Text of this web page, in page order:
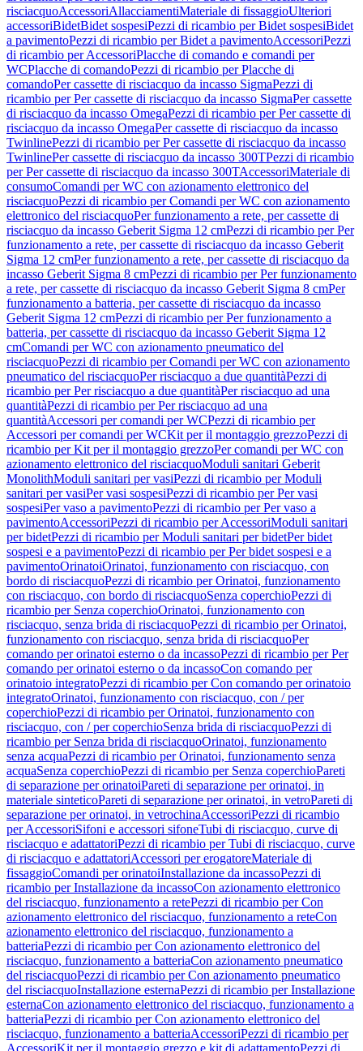
risciacquoAccessoriAllacciamentiMateriale di fissaggioUlteriori
accessoriBidetBidet sospesiPezzi di ricambio per Bidet sospesiBidet
a pavimentoPezzi di ricambio per Bidet a pavimentoAccessoriPezzi
di ricambio per AccessoriPlacche di comando e comandi per
WCPlacche di comandoPezzi di ricambio per Placche di
comandoPer cassette di risciacquo da incasso SigmaPezzi di
ricambio per Per cassette di risciacquo da incasso SigmaPer cassette
di risciacquo da incasso OmegaPezzi di ricambio per Per cassette di
risciacquo da incasso OmegaPer cassette di risciacquo da incasso
TwinlinePezzi di ricambio per Per cassette di risciacquo da incasso
TwinlinePer cassette di risciacquo da incasso 300TPezzi di ricambio
per Per cassette di risciacquo da incasso 300TAccessoriMateriale di
consumoComandi per WC con azionamento elettronico del
risciacquoPezzi di ricambio per Comandi per WC con azionamento
elettronico del risciacquoPer funzionamento a rete, per cassette di
risciacquo da incasso Geberit Sigma 12 cmPezzi di ricambio per Per
funzionamento a rete, per cassette di risciacquo da incasso Geberit
Sigma 12 cmPer funzionamento a rete, per cassette di risciacquo da
incasso Geberit Sigma 8 cmPezzi di ricambio per Per funzionamento
a rete, per cassette di risciacquo da incasso Geberit Sigma 8 cmPer
funzionamento a batteria, per cassette di risciacquo da incasso
Geberit Sigma 12 cmPezzi di ricambio per Per funzionamento a
batteria, per cassette di risciacquo da incasso Geberit Sigma 12
cmComandi per WC con azionamento pneumatico del
risciacquoPezzi di ricambio per Comandi per WC con azionamento
pneumatico del risciacquoPer risciacquo a due quantitàPezzi di
ricambio per Per risciacquo a due quantitàPer risciacquo ad una
quantitàPezzi di ricambio per Per risciacquo ad una
quantitàAccessori per comandi per WCPezzi di ricambio per
Accessori per comandi per WCKit per il montaggio grezzoPezzi di
ricambio per Kit per il montaggio grezzoPer comandi per WC con
azionamento elettronico del risciacquoModuli sanitari Geberit
MonolithModuli sanitari per vasiPezzi di ricambio per Moduli
sanitari per vasiPer vasi sospesiPezzi di ricambio per Per vasi
sospesiPer vaso a pavimentoPezzi di ricambio per Per vaso a
pavimentoAccessoriPezzi di ricambio per AccessoriModuli sanitari
per bidetPezzi di ricambio per Moduli sanitari per bidetPer bidet
sospesi e a pavimentoPezzi di ricambio per Per bidet sospesi e a
pavimentoOrinatoiOrinatoi, funzionamento con risciacquo, con
bordo di risciacquoPezzi di ricambio per Orinatoi, funzionamento
con risciacquo, con bordo di risciacquoSenza coperchioPezzi di
ricambio per Senza coperchioOrinatoi, funzionamento con
risciacquo, senza brida di risciacquoPezzi di ricambio per Orinatoi,
funzionamento con risciacquo, senza brida di risciacquoPer
comando per orinatoi esterno o da incassoPezzi di ricambio per Per
comando per orinatoi esterno o da incassoCon comando per
orinatoio integratoPezzi di ricambio per Con comando per orinatoio
integratoOrinatoi, funzionamento con risciacquo, con / per
coperchioPezzi di ricambio per Orinatoi, funzionamento con
risciacquo, con / per coperchioSenza brida di risciacquoPezzi di
ricambio per Senza brida di risciacquoOrinatoi, funzionamento
senza acquaPezzi di ricambio per Orinatoi, funzionamento senza
acquaSenza coperchioPezzi di ricambio per Senza coperchioPareti
di separazione per orinatoiPareti di separazione per orinatoi, in
materiale sinteticoPareti di separazione per orinatoi, in vetroPareti di
separazione per orinatoi, in vetrochinaAccessoriPezzi di ricambio
per AccessoriSifoni e accessori sifoneTubi di risciacquo, curve di
risciacquo e adattatoriPezzi di ricambio per Tubi di risciacquo, curve
di risciacquo e adattatoriAccessori per erogatoreMateriale di
fissaggioComandi per orinatoiInstallazione da incassoPezzi di
ricambio per Installazione da incassoCon azionamento elettronico
del risciacquo, funzionamento a retePezzi di ricambio per Con
azionamento elettronico del risciacquo, funzionamento a reteCon
azionamento elettronico del risciacquo, funzionamento a
batteriaPezzi di ricambio per Con azionamento elettronico del
risciacquo, funzionamento a batteriaCon azionamento pneumatico
del risciacquoPezzi di ricambio per Con azionamento pneumatico
del risciacquoInstallazione esternaPezzi di ricambio per Installazione
esternaCon azionamento elettronico del risciacquo, funzionamento a
batteriaPezzi di ricambio per Con azionamento elettronico del
risciacquo, funzionamento a batteriaAccessoriPezzi di ricambio per
AccessoriKit per il montaggio grezzo e kit di adattamentoPezzi di